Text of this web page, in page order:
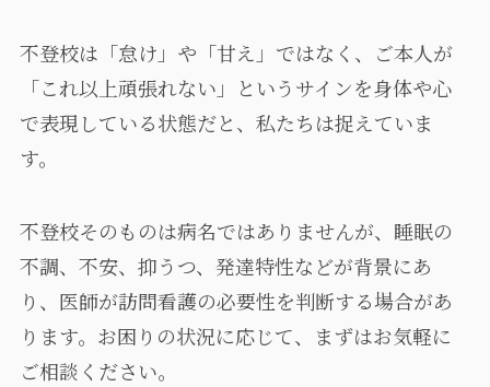
不登校は「怠け」や「甘え」ではなく、ご本人が
「これ以上頑張れない」というサインを身体や心
で表現している状態だと、私たちは捉えていま
す。
不登校そのものは病名ではありませんが、睡眠の
不調、不安、抑うつ、発達特性などが背景にあ
り、医師が訪問看護の必要性を判断する場合があ
ります。お困りの状況に応じて、まずはお気軽に
ご相談ください。